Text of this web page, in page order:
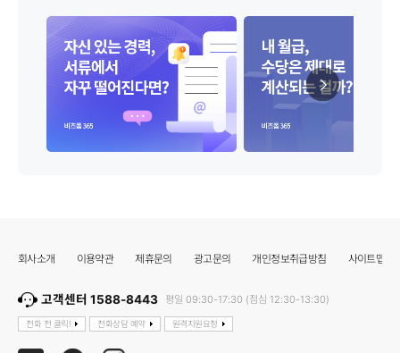
회사소개 이용약관 제휴문의 광고문의 개인정보취급방침 사이트맵
고객센터 1588-8443 평일 09:30-17:30 (점심 12:30-13:30)
전화 전 클릭! 전화상담 예약 원격지원요청